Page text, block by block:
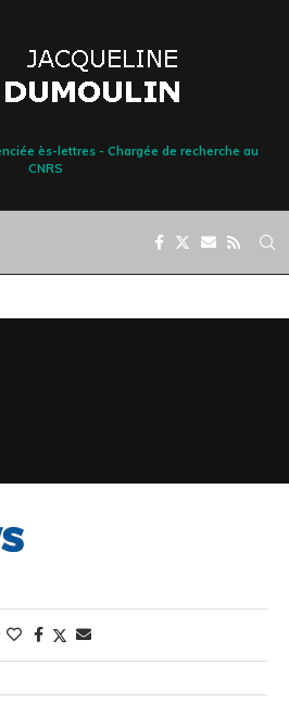
ès-lettres - Chargée de recherche au
CNRS